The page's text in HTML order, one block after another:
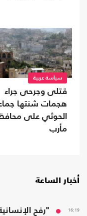
سياسة عربية
قتلى وجرحى جراء
هجمات شنتها
الحوثي على
مأرب
أخبار الساعة
16:19 "رفح